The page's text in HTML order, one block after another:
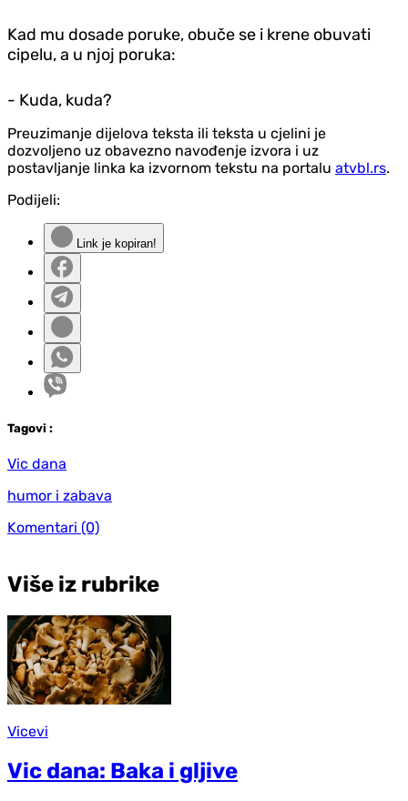
Kad mu dosade poruke, obuče se i krene obuvati
cipelu, a u njoj poruka:
- Kuda, kuda?
Preuzimanje dijelova teksta ili teksta u cjelini je
dozvoljeno uz obavezno navođenje izvora i uz
postavljanje linka ka izvornom tekstu na portalu atvbl.rs.
Podijeli:
Link je kopiran!
Tagovi :
Vic dana
humor i zabava
Komentari (0)
Više iz rubrike
Vicevi
Vic dana: Baka i gljive